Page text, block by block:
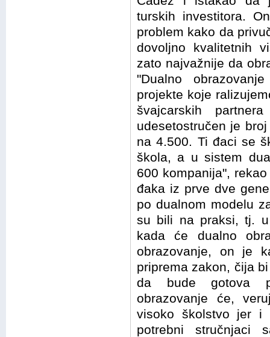
turskih investitora.
problem kako da
dovoljno kvalitetnih
zato najvažnije da
"Dualno
projekte koje
švajcarskih
udesetostručen je
na 4.500. Ti đaci se
škola, a u sistem
600 kompanija",
đaka iz prve dve
po dualnom modelu
su bili na praksi, tj.
kada će dualno
obrazovanje, on je
priprema zakon, čija
da bude gotova
obrazovanje će,
visoko školstvo jer i
potrebni stručnjaci